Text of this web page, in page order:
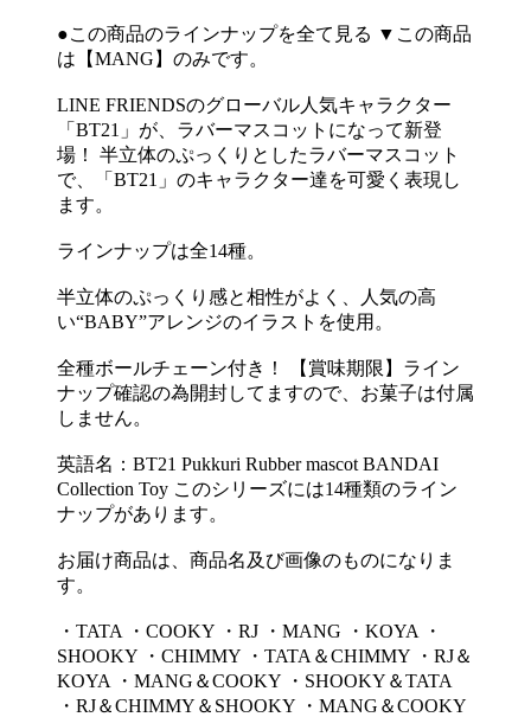
●この商品のラインナップを全て見る ▼この商品
は【MANG】のみです。
LINE FRIENDSのグローバル人気キャラクター
「BT21」が、ラバーマスコットになって新登
場！ 半立体のぷっくりとしたラバーマスコット
で、「BT21」のキャラクター達を可愛く表現し
ます。
ラインナップは全14種。
半立体のぷっくり感と相性がよく、人気の高
い“BABY”アレンジのイラストを使用。
全種ボールチェーン付き！ 【賞味期限】ライン
ナップ確認の為開封してますので、お菓子は付属
しません。
英語名：BT21 Pukkuri Rubber mascot BANDAI
Collection Toy このシリーズには14種類のライン
ナップがあります。
お届け商品は、商品名及び画像のものになりま
す。
・TATA ・COOKY ・RJ ・MANG ・KOYA ・
SHOOKY ・CHIMMY ・TATA＆CHIMMY ・RJ＆
KOYA ・MANG＆COOKY ・SHOOKY＆TATA
・RJ＆CHIMMY＆SHOOKY ・MANG＆COOKY